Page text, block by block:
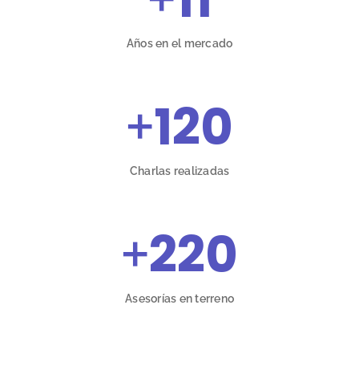
Años en el mercado
+120
Charlas realizadas
+220
Asesorías en terreno